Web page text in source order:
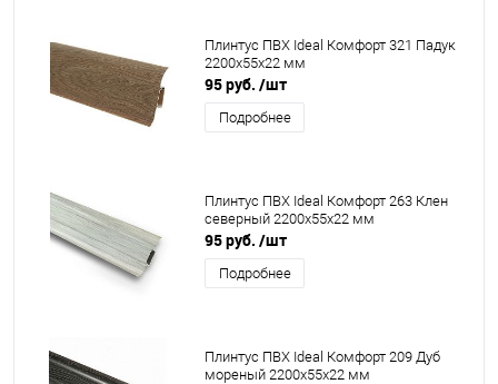
Плинтус ПВХ Ideal Комфорт 321 Падук
2200x55x22 мм
95 руб. /шт
Подробнее
Плинтус ПВХ Ideal Комфорт 263 Клен
северный 2200x55x22 мм
95 руб. /шт
Подробнее
Плинтус ПВХ Ideal Комфорт 209 Дуб
мореный 2200x55x22 мм